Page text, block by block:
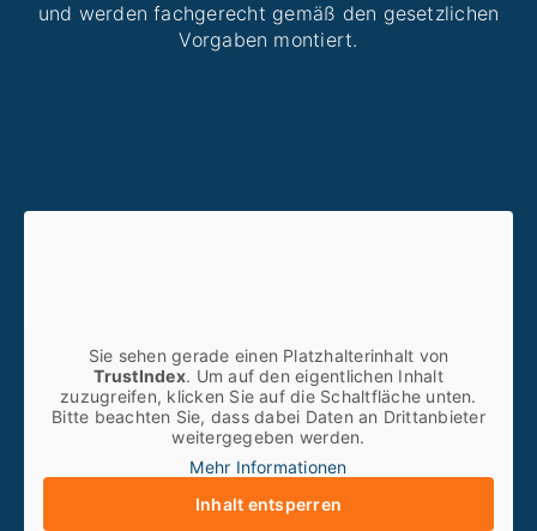
und werden fachgerecht gemäß den gesetzlichen
Vorgaben montiert.
Sie sehen gerade einen Platzhalterinhalt von
TrustIndex. Um auf den eigentlichen Inhalt
zuzugreifen, klicken Sie auf die Schaltfläche unten.
Bitte beachten Sie, dass dabei Daten an Drittanbieter
weitergegeben werden.
Mehr Informationen
Inhalt entsperren